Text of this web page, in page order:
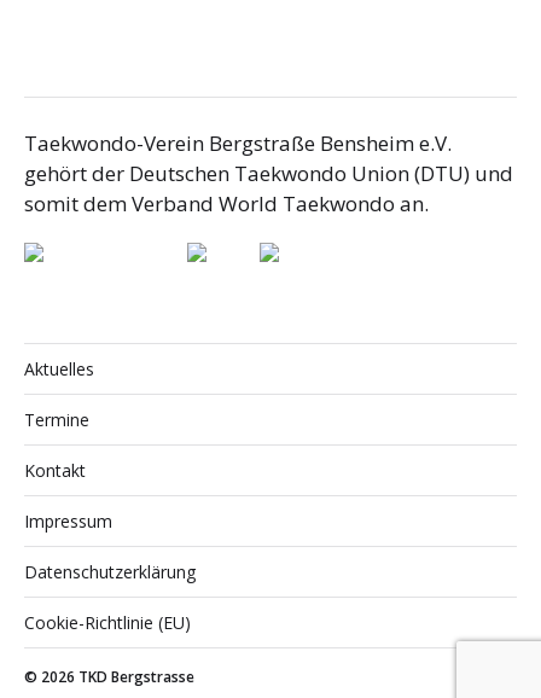
Taekwondo-Verein Bergstraße Bensheim e.V.
gehört der Deutschen Taekwondo Union (DTU) und
somit dem Verband World Taekwondo an.
Aktuelles
Termine
Kontakt
Impressum
Datenschutzerklärung
Cookie-Richtlinie (EU)
© 2026 TKD Bergstrasse